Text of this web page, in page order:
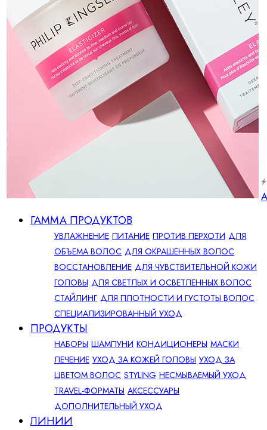
ГАММА ПРОДУКТОВ
УВЛАЖНЕНИЕ ПИТАНИЕ ПРОТИВ ПЕРХОТИ ДЛЯ
ОБЪЕМА ВОЛОС ДЛЯ ОКРАШЕННЫХ ВОЛОС
ВОССТАНОВЛЕНИЕ ДЛЯ ЧУВСТВИТЕЛЬНОЙ КОЖИ
ГОЛОВЫ ДЛЯ СВЕТЛЫХ И ОСВЕТЛЕННЫХ ВОЛОС
СТАЙЛИНГ ДЛЯ ПЛОТНОСТИ И ГУСТОТЫ ВОЛОС
СПЕЦИАЛИЗИРОВАННЫЙ УХОД
ПРОДУКТЫ
НАБОРЫ ШАМПУНИ КОНДИЦИОНЕРЫ МАСКИ
ЛЕЧЕНИЕ УХОД ЗА КОЖЕЙ ГОЛОВЫ УХОД ЗА
ЦВЕТОМ ВОЛОС STYLING НЕСМЫВАЕМЫЙ УХОД
TRAVEL-ФОРМАТЫ АКСЕССУАРЫ
ДОПОЛНИТЕЛЬНЫЙ УХОД
ЛИНИИ